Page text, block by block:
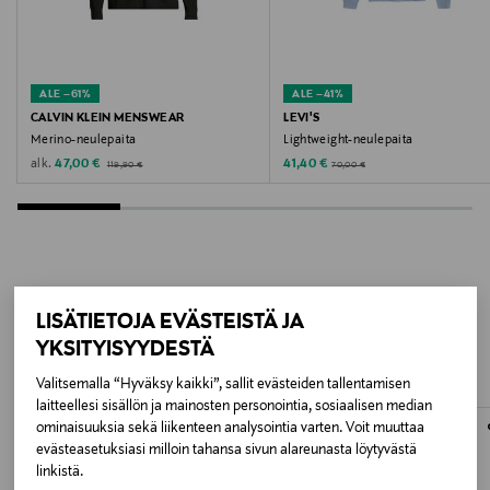
LISÄTIETOJA EVÄSTEISTÄ JA
YKSITYISYYDESTÄ
Valitsemalla “Hyväksy kaikki”, sallit evästeiden tallentamisen
laitteellesi sisällön ja mainosten personointia, sosiaalisen median
ominaisuuksia sekä liikenteen analysointia varten. Voit muuttaa
evästeasetuksiasi milloin tahansa sivun alareunasta löytyvästä
linkistä.
Valmistajan tuotenumero
EM006586
Valmistaja
VIA BORGONUOVO 11, MILANO, 20121, ITALY
Digitaalinen osoite
https://www.armani.com/en-fi/help/contact-
us/contact-form/
ALE –61%
CALVIN KLEIN MENSWEAR
Merino-neulepaita
alk. Discounted Price
47,00 € Original Price
119,90 €
ALE –41%
LEVI'S
Lightweight-neulepaita
Discounted Price
41,40 € Original Price
70,00 €
LISÄÄ KIINNOSTAVIA
TUOTTEITA